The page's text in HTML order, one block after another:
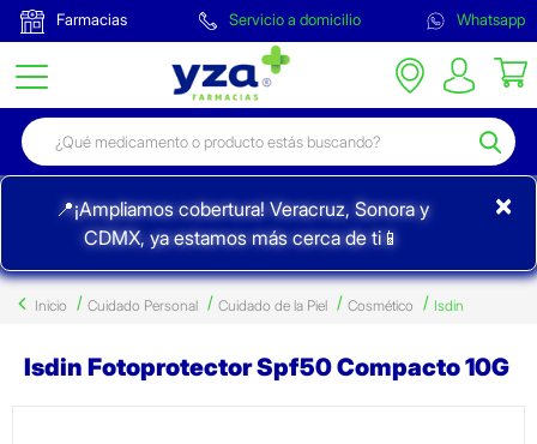
Farmacias Servicio a domicilio Whatsapp
📍¡Ampliamos cobertura! Veracruz, Sonora y
CDMX, ya estamos más cerca de ti📱
×
Inicio Cuidado Personal Cuidado de la Piel Cosmético Isdin
Isdin Fotoprotector Spf50 Compacto 10G